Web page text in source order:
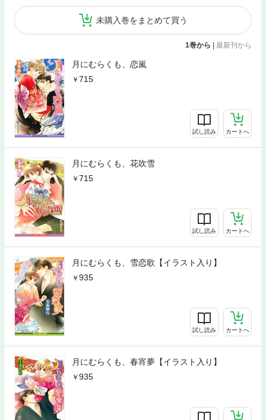
未購入巻をまとめて買う
1巻から 最新刊から
月にむらくも、恋嵐
715
試し読み カートへ
月にむらくも、花吹雪
715
試し読み カートへ
月にむらくも、雪恋歌【イラスト入り】
935
試し読み カートへ
月にむらくも、春宵夢【イラスト入り】
935